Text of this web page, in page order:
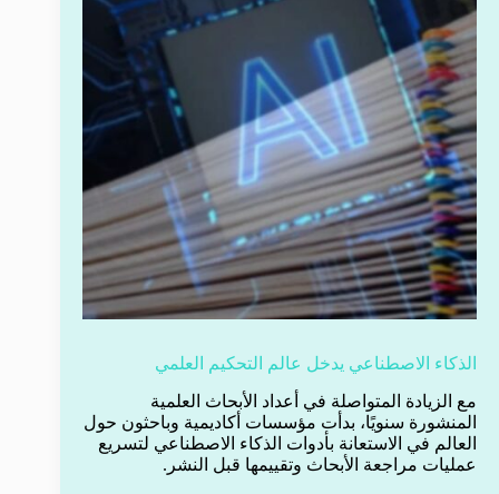
الذكاء الاصطناعي يدخل عالم التحكيم العلمي
مع الزيادة المتواصلة في أعداد الأبحاث العلمية
المنشورة سنويًا، بدأت مؤسسات أكاديمية وباحثون حول
العالم في الاستعانة بأدوات الذكاء الاصطناعي لتسريع
عمليات مراجعة الأبحاث وتقييمها قبل النشر.